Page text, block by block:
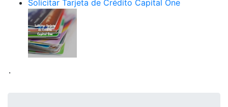
Solicitar Tarjeta de Crédito Capital One
.